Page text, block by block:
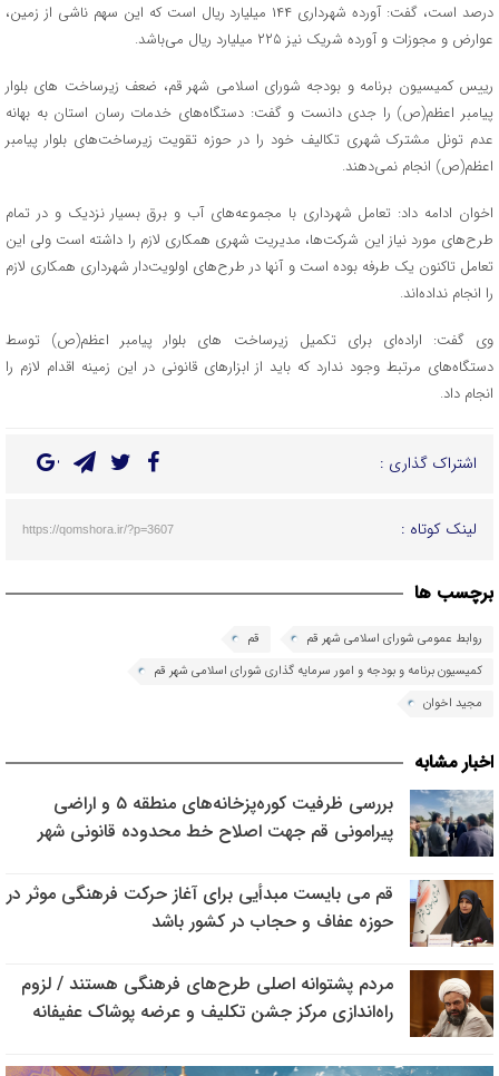
درصد است، گفت: آورده شهرداری ۱۴۴ میلیارد ریال است که این سهم ناشی از زمین،
عوارض و مجوزات و آورده شریک نیز ۲۲۵ میلیارد ریال می‌باشد.
رییس کمیسیون برنامه و بودجه شورای اسلامی شهر قم، ضعف زیرساخت های بلوار
پیامبر اعظم(ص) را جدی دانست و گفت: دستگاه‌های خدمات رسان استان به بهانه
عدم تونل مشترک شهری تکالیف خود را در حوزه تقویت زیرساخت‌های بلوار پیامبر
اعظم(ص) انجام نمی‌دهند.
اخوان ادامه داد: تعامل شهرداری با مجموعه‌های آب و برق بسیار نزدیک و در تمام
طرح‌های مورد نیاز این شرکت‌ها، مدیریت شهری همکاری لازم را داشته است ولی این
تعامل تاکنون یک طرفه بوده است و آنها در طرح‌های اولویت‌دار شهرداری همکاری لازم
را انجام نداده‌اند.
وی گفت: اراده‌ای برای تکمیل زیرساخت های بلوار پیامبر اعظم(ص) توسط
دستگاه‌های مرتبط وجود ندارد که باید از ابزارهای قانونی در این زمینه اقدام لازم را
انجام داد.
اشتراک گذاری :
لینک کوتاه : https://qomshora.ir/?p=3607
برچسب ها
روابط عمومی شورای اسلامی شهر قم
قم
کمیسیون برنامه و بودجه و امور سرمایه گذاری شورای اسلامی شهر قم
مجید اخوان
اخبار مشابه
بررسی ظرفیت کوره‌پزخانه‌های منطقه ۵ و اراضی
پیرامونی قم جهت اصلاح خط محدوده قانونی شهر
قم می بایست مبدأیی برای آغاز حرکت فرهنگی موثر در
حوزه عفاف و حجاب در کشور باشد
مردم پشتوانه اصلی طرح‌های فرهنگی هستند / لزوم
راه‌اندازی مرکز جشن تکلیف و عرضه پوشاک عفیفانه